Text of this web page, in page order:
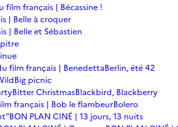
film français | Bécassine !
| Belle à croquer
| Belle et Sébastien
film français | BenedettaBerlin, été 42
Big picnic
Bitter ChristmasBlackbird, Blackberry
français | Bob le flambeurBolero
BON PLAN CINÉ | 13 jours, 13 nuits